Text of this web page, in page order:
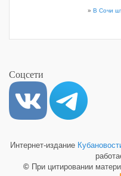
» В Сочи
Соцсети
Интернет-издание
© При цитировании